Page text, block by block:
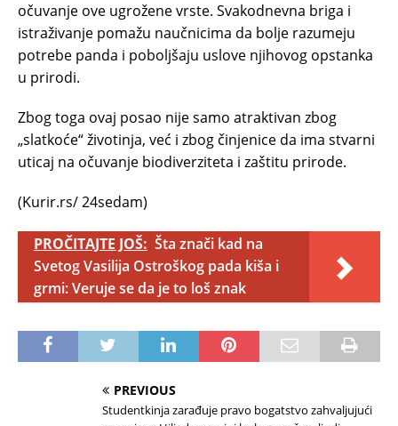
očuvanje ove ugrožene vrste. Svakodnevna briga i
istraživanje pomažu naučnicima da bolje razumeju
potrebe panda i poboljšaju uslove njihovog opstanka
u prirodi.
Zbog toga ovaj posao nije samo atraktivan zbog
„slatkoće“ životinja, već i zbog činjenice da ima stvarni
uticaj na očuvanje biodiverziteta i zaštitu prirode.
(Kurir.rs/ 24sedam)
PROČITAJTE JOŠ: Šta znači kad na
Svetog Vasilija Ostroškog pada kiša i
grmi: Veruje se da je to loš znak
PREVIOUS
Studentkinja zarađuje pravo bogatstvo zahvaljujući